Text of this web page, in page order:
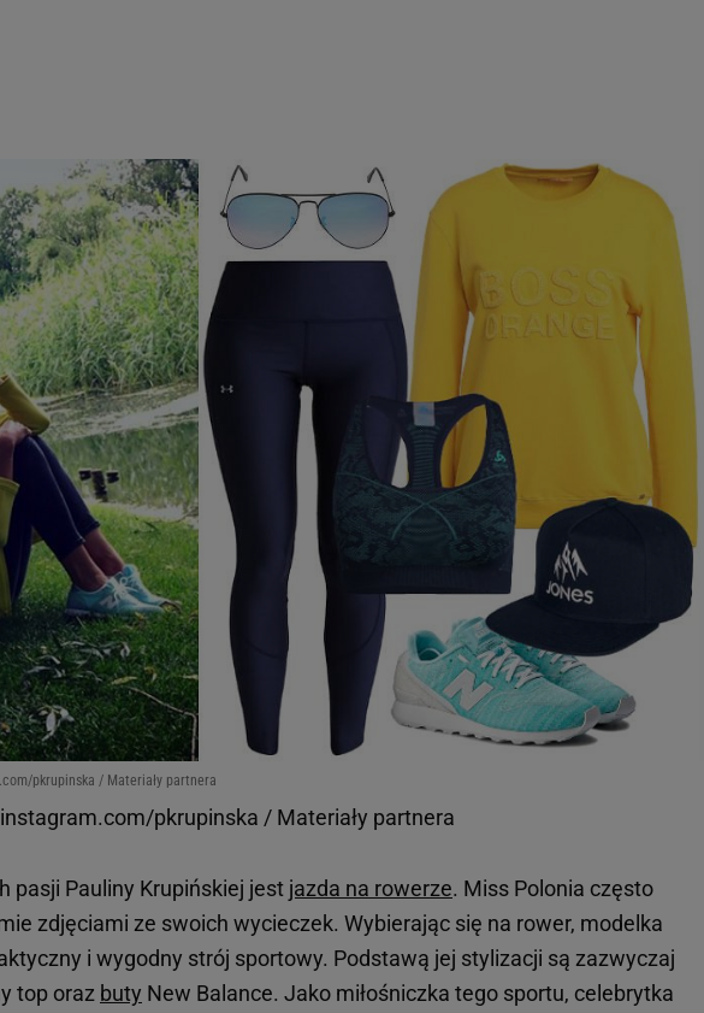
pkrupinska / Materiały partnera
pkrupinska / Materiały partnera
pasji Pauliny Krupińskiej jest jazda na rowerze. Miss Polonia często
zdjęciami ze swoich wycieczek. Wybierając się na rower, modelka
i wygodny strój sportowy. Podstawą jej stylizacji są zazwyczaj
top oraz buty New Balance. Jako miłośniczka tego sportu, celebrytka